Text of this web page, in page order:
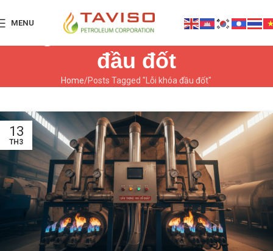
MENUTag Archives: Lỗi khóa
đầu đốt
Home Posts Tagged "Lỗi khóa đầu đốt"
13
TH3